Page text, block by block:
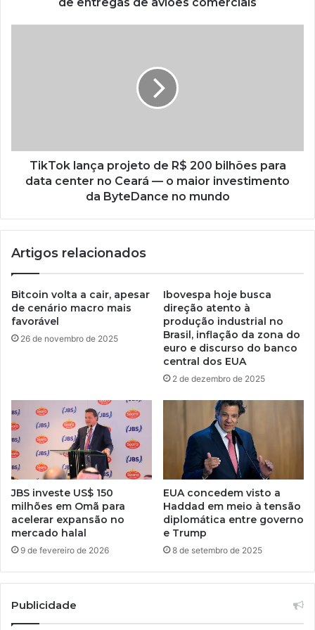
TikTok lança projeto de R$ 200 bilhões para
data center no Ceará — o maior investimento
da ByteDance no mundo
Artigos relacionados
Bitcoin volta a cair, apesar
de cenário macro mais
favorável
26 de novembro de 2025
Ibovespa hoje busca
direção atento à
produção industrial no
Brasil, inflação da zona do
euro e discurso do banco
central dos EUA
2 de dezembro de 2025
JBS investe US$ 150
milhões em Omã para
acelerar expansão no
mercado halal
9 de fevereiro de 2026
EUA concedem visto a
Haddad em meio à tensão
diplomática entre governo
e Trump
8 de setembro de 2025
Publicidade